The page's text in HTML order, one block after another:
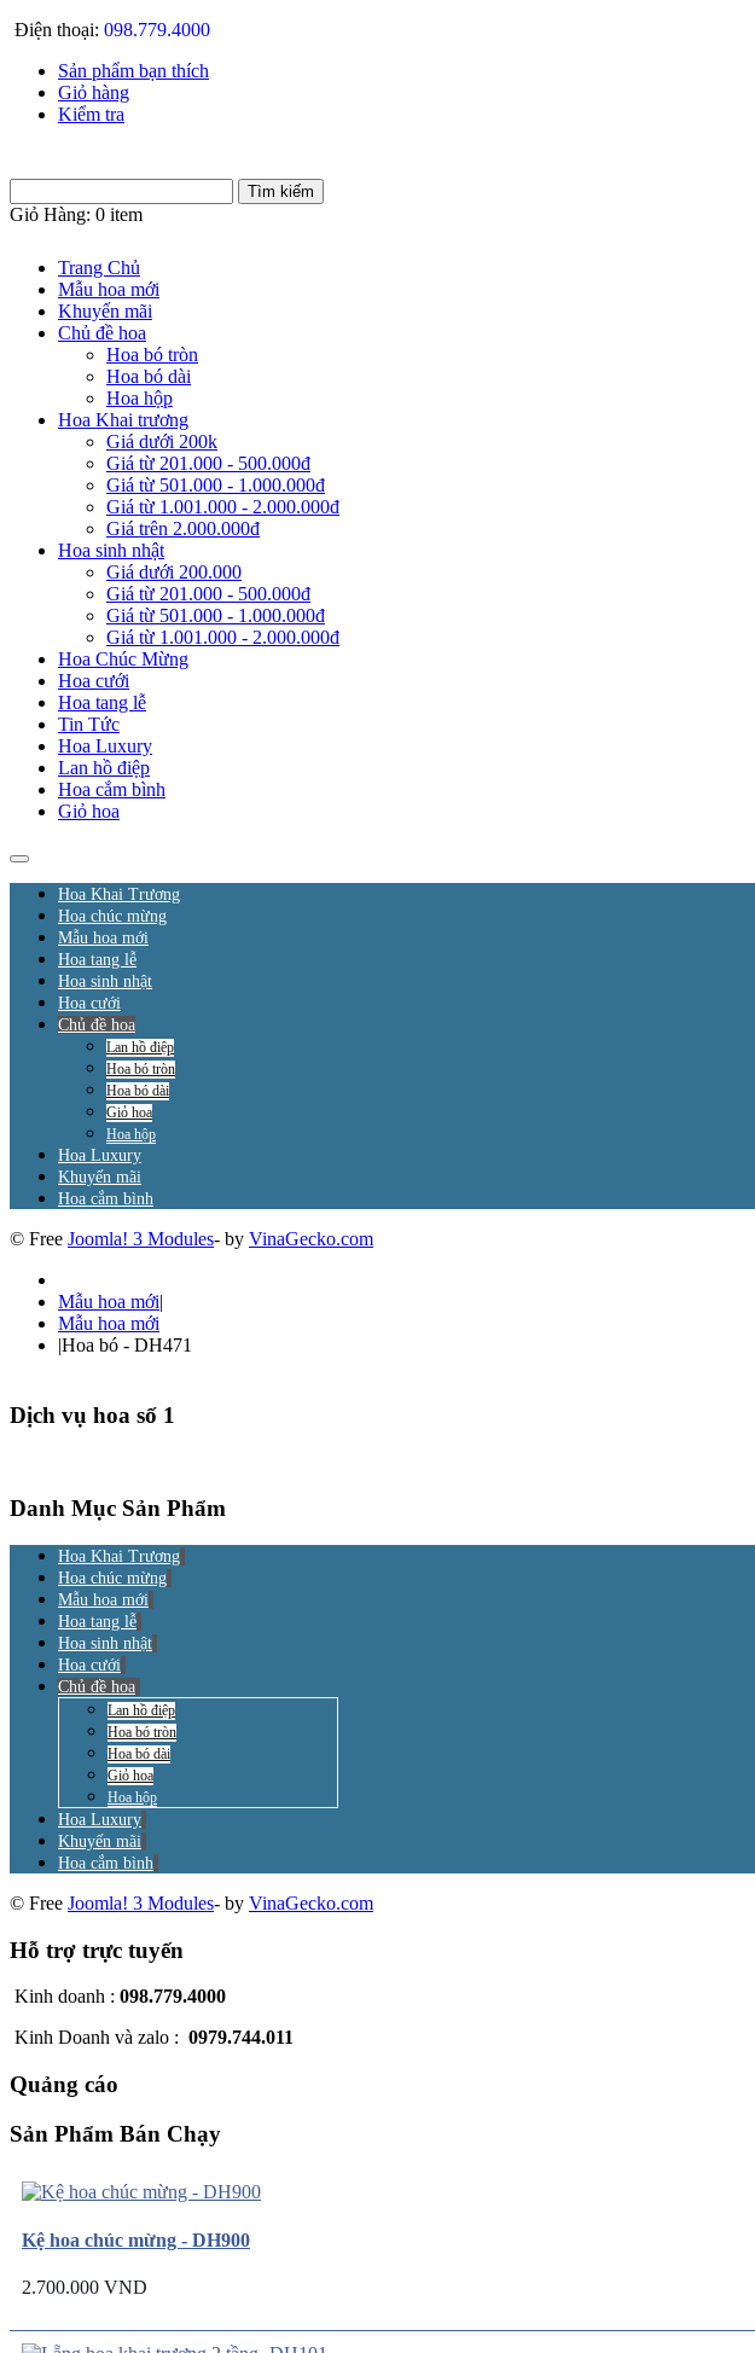
Điện thoại: 098.779.4000
Sản phẩm bạn thích
Giỏ hàng
Kiểm tra
Giỏ Hàng: 0 item
Trang Chủ
Mẫu hoa mới
Khuyến mãi
Chủ đề hoa
Hoa bó tròn
Hoa bó dài
Hoa hộp
Hoa Khai trương
Giá dưới 200k
Giá từ 201.000 - 500.000đ
Giá từ 501.000 - 1.000.000đ
Giá từ 1.001.000 - 2.000.000đ
Giá trên 2.000.000đ
Hoa sinh nhật
Giá dưới 200.000
Giá từ 201.000 - 500.000đ
Giá từ 501.000 - 1.000.000đ
Giá từ 1.001.000 - 2.000.000đ
Hoa Chúc Mừng
Hoa cưới
Hoa tang lễ
Tin Tức
Hoa Luxury
Lan hồ điệp
Hoa cắm bình
Giỏ hoa
Hoa Khai Trương
Hoa chúc mừng
Mẫu hoa mới
Hoa tang lễ
Hoa sinh nhật
Hoa cưới
Chủ đề hoa
Lan hồ điệp
Hoa bó tròn
Hoa bó dài
Giỏ hoa
Hoa hộp
Hoa Luxury
Khuyến mãi
Hoa cắm bình
© Free Joomla! 3 Modules- by VinaGecko.com
Mẫu hoa mới|
Mẫu hoa mới
|Hoa bó - DH471
Dịch vụ hoa số 1
Danh Mục Sản Phẩm
Hoa Khai Trương
Hoa chúc mừng
Mẫu hoa mới
Hoa tang lễ
Hoa sinh nhật
Hoa cưới
Chủ đề hoa
Lan hồ điệp
Hoa bó tròn
Hoa bó dài
Giỏ hoa
Hoa hộp
Hoa Luxury
Khuyến mãi
Hoa cắm bình
© Free Joomla! 3 Modules- by VinaGecko.com
Hỗ trợ trực tuyến
Kinh doanh : 098.779.4000
Kinh Doanh và zalo : 0979.744.011
Quảng cáo
Sản Phẩm Bán Chạy
Kệ hoa chúc mừng - DH900
2.700.000 VND